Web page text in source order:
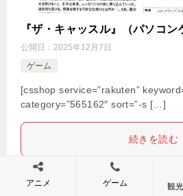
『ザ・キャッスル』（パソコン
公開日： 2025年12月7日
ゲーム
[csshop service=”rakuten”
category=”565162″ sort=”-s […]
続きを読む
アニメ ゲーム 観